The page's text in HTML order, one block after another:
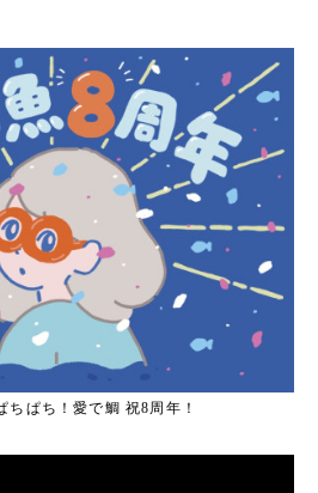
ちぱち！愛で鯛 祝8周年！